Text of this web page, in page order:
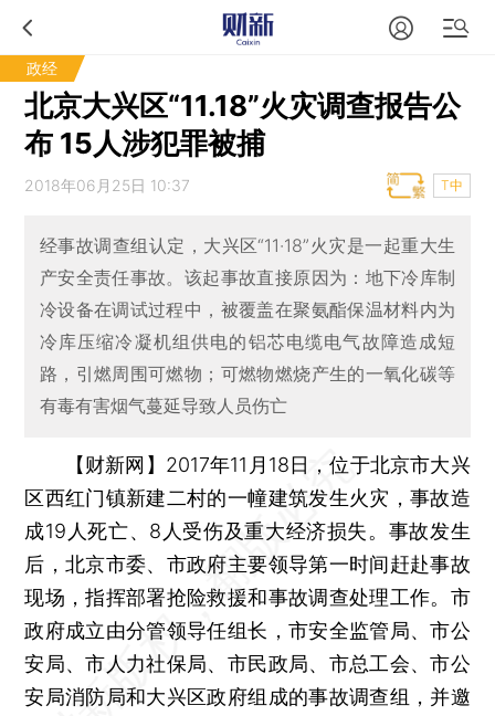
政经
北京大兴区“11.18”火灾调查报告公
布 15人涉犯罪被捕
2018年06月25日 10:37 T中
经事故调查组认定，大兴区“11·18”火灾是一起重大生
产安全责任事故。该起事故直接原因为：地下冷库制
冷设备在调试过程中，被覆盖在聚氨酯保温材料内为
冷库压缩冷凝机组供电的铝芯电缆电气故障造成短
路，引燃周围可燃物；可燃物燃烧产生的一氧化碳等
有毒有害烟气蔓延导致人员伤亡
【财新网】 2017年11月18日，位于北京市大兴
区西红门镇新建二村的一幢建筑发生火灾，事故造
成19人死亡、8人受伤及重大经济损失。事故发生
后，北京市委、市政府主要领导第一时间赶赴事故
现场，指挥部署抢险救援和事故调查处理工作。市
政府成立由分管领导任组长，市安全监管局、市公
安局、市人力社保局、市民政局、市总工会、市公
安局消防局和大兴区政府组成的事故调查组，并邀